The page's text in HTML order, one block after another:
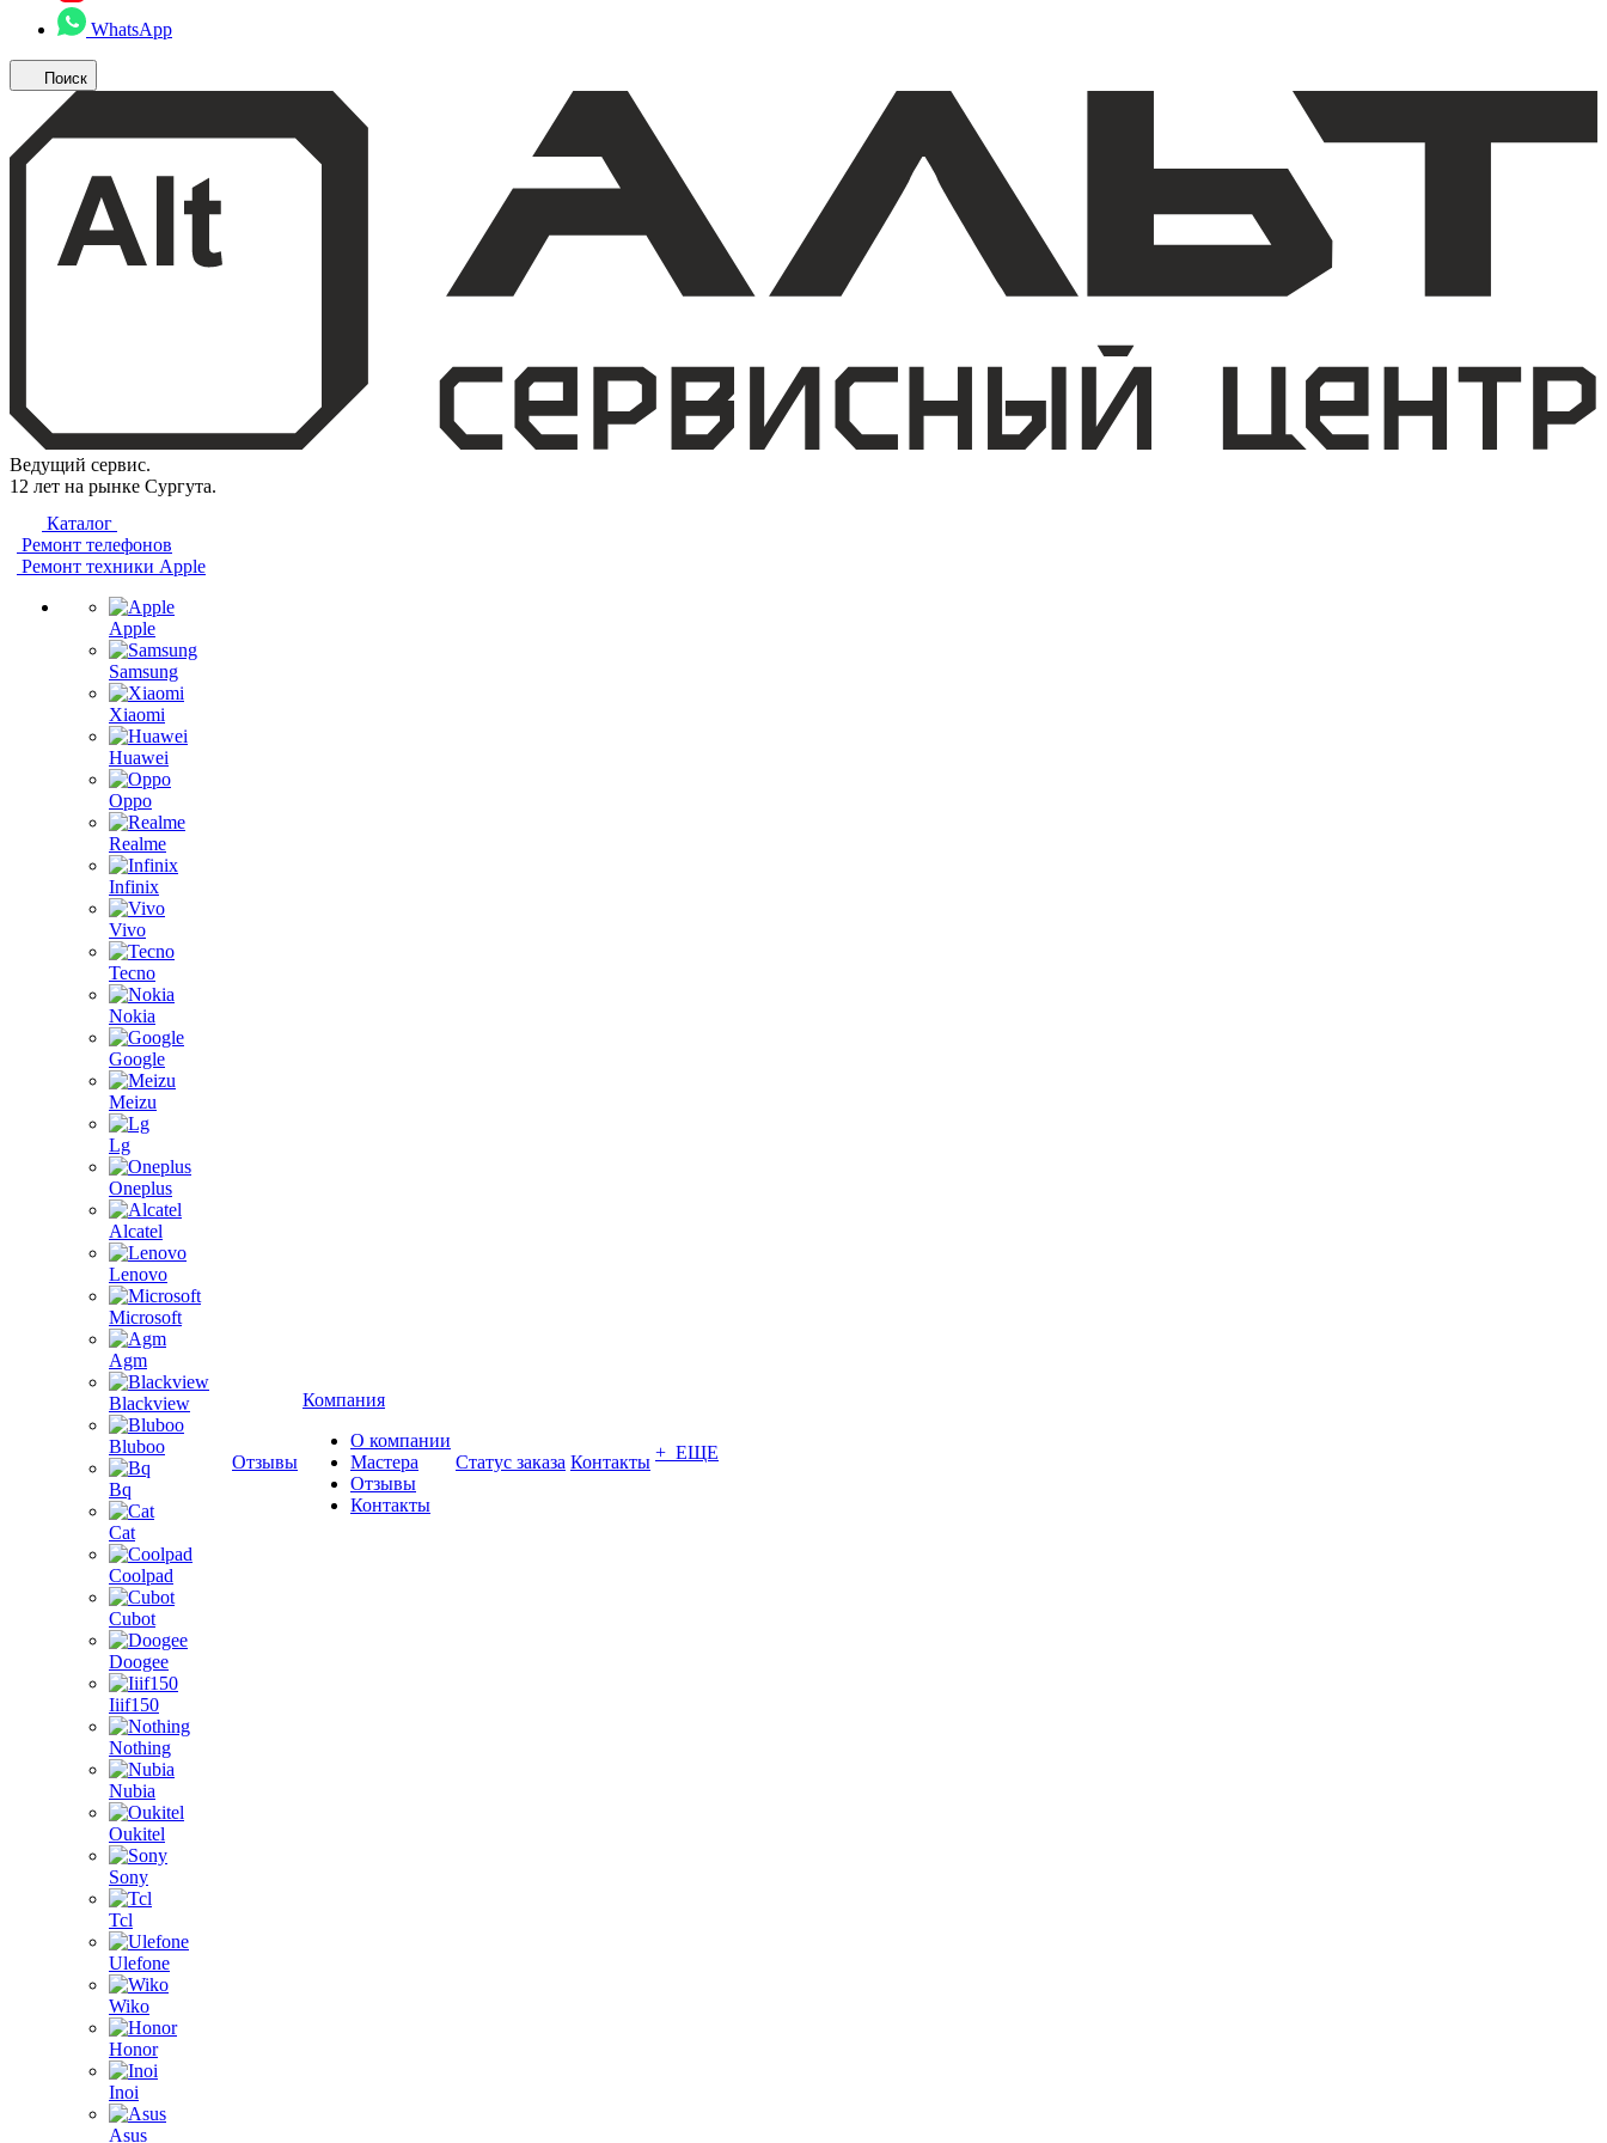
WhatsApp
Поиск
Ведущий сервис.
12 лет на рынке Сургута.
Каталог
Ремонт телефонов
Ремонт техники Apple
Apple
Samsung
Xiaomi
Huawei
Oppo
Realme
Infinix
Vivo
Tecno
Nokia
Google
Meizu
Lg
Oneplus
Alcatel
Lenovo
Microsoft
Agm
Blackview
Bluboo
Bq
Cat
Coolpad
Cubot
Doogee
Iiif150
Nothing
Nubia
Oukitel
Sony
Tcl
Ulefone
Wiko
Honor
Inoi
Asus
Отзывы
Компания
О компании
Мастера
Отзывы
Контакты
Статус заказа Контакты + ЕЩЕ